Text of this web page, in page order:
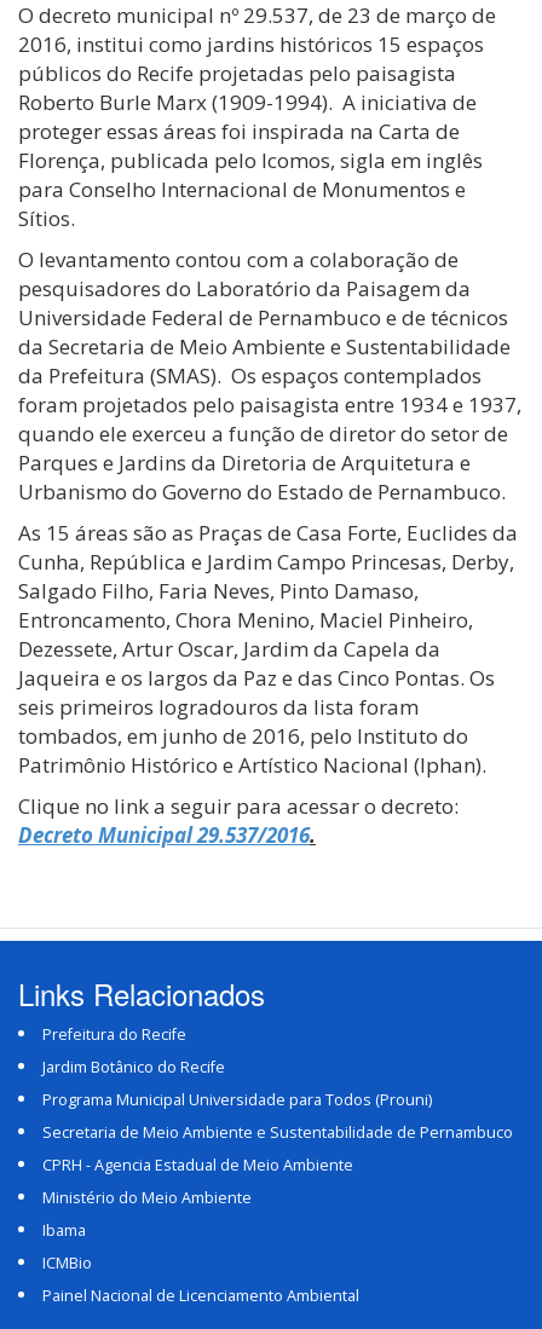
O decreto municipal nº 29.537, de 23 de março de
2016, institui como jardins históricos 15 espaços
públicos do Recife projetadas pelo paisagista
Roberto Burle Marx (1909-1994). A iniciativa de
proteger essas áreas foi inspirada na Carta de
Florença, publicada pelo Icomos, sigla em inglês
para Conselho Internacional de Monumentos e
Sítios.
O levantamento contou com a colaboração de
pesquisadores do Laboratório da Paisagem da
Universidade Federal de Pernambuco e de técnicos
da Secretaria de Meio Ambiente e Sustentabilidade
da Prefeitura (SMAS). Os espaços contemplados
foram projetados pelo paisagista entre 1934 e 1937,
quando ele exerceu a função de diretor do setor de
Parques e Jardins da Diretoria de Arquitetura e
Urbanismo do Governo do Estado de Pernambuco.
As 15 áreas são as Praças de Casa Forte, Euclides da
Cunha, República e Jardim Campo Princesas, Derby,
Salgado Filho, Faria Neves, Pinto Damaso,
Entroncamento, Chora Menino, Maciel Pinheiro,
Dezessete, Artur Oscar, Jardim da Capela da
Jaqueira e os largos da Paz e das Cinco Pontas. Os
seis primeiros logradouros da lista foram
tombados, em junho de 2016, pelo Instituto do
Patrimônio Histórico e Artístico Nacional (Iphan).
Clique no link a seguir para acessar o decreto:
Decreto Municipal 29.537/2016.
Links Relacionados
Prefeitura do Recife
Jardim Botânico do Recife
Programa Municipal Universidade para Todos (Prouni)
Secretaria de Meio Ambiente e Sustentabilidade de Pernambuco
CPRH - Agencia Estadual de Meio Ambiente
Ministério do Meio Ambiente
Ibama
ICMBio
Painel Nacional de Licenciamento Ambiental